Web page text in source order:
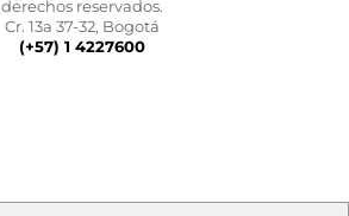
derechos reservados.
Cr. 13a 37-32, Bogotá
(+57) 1 4227600